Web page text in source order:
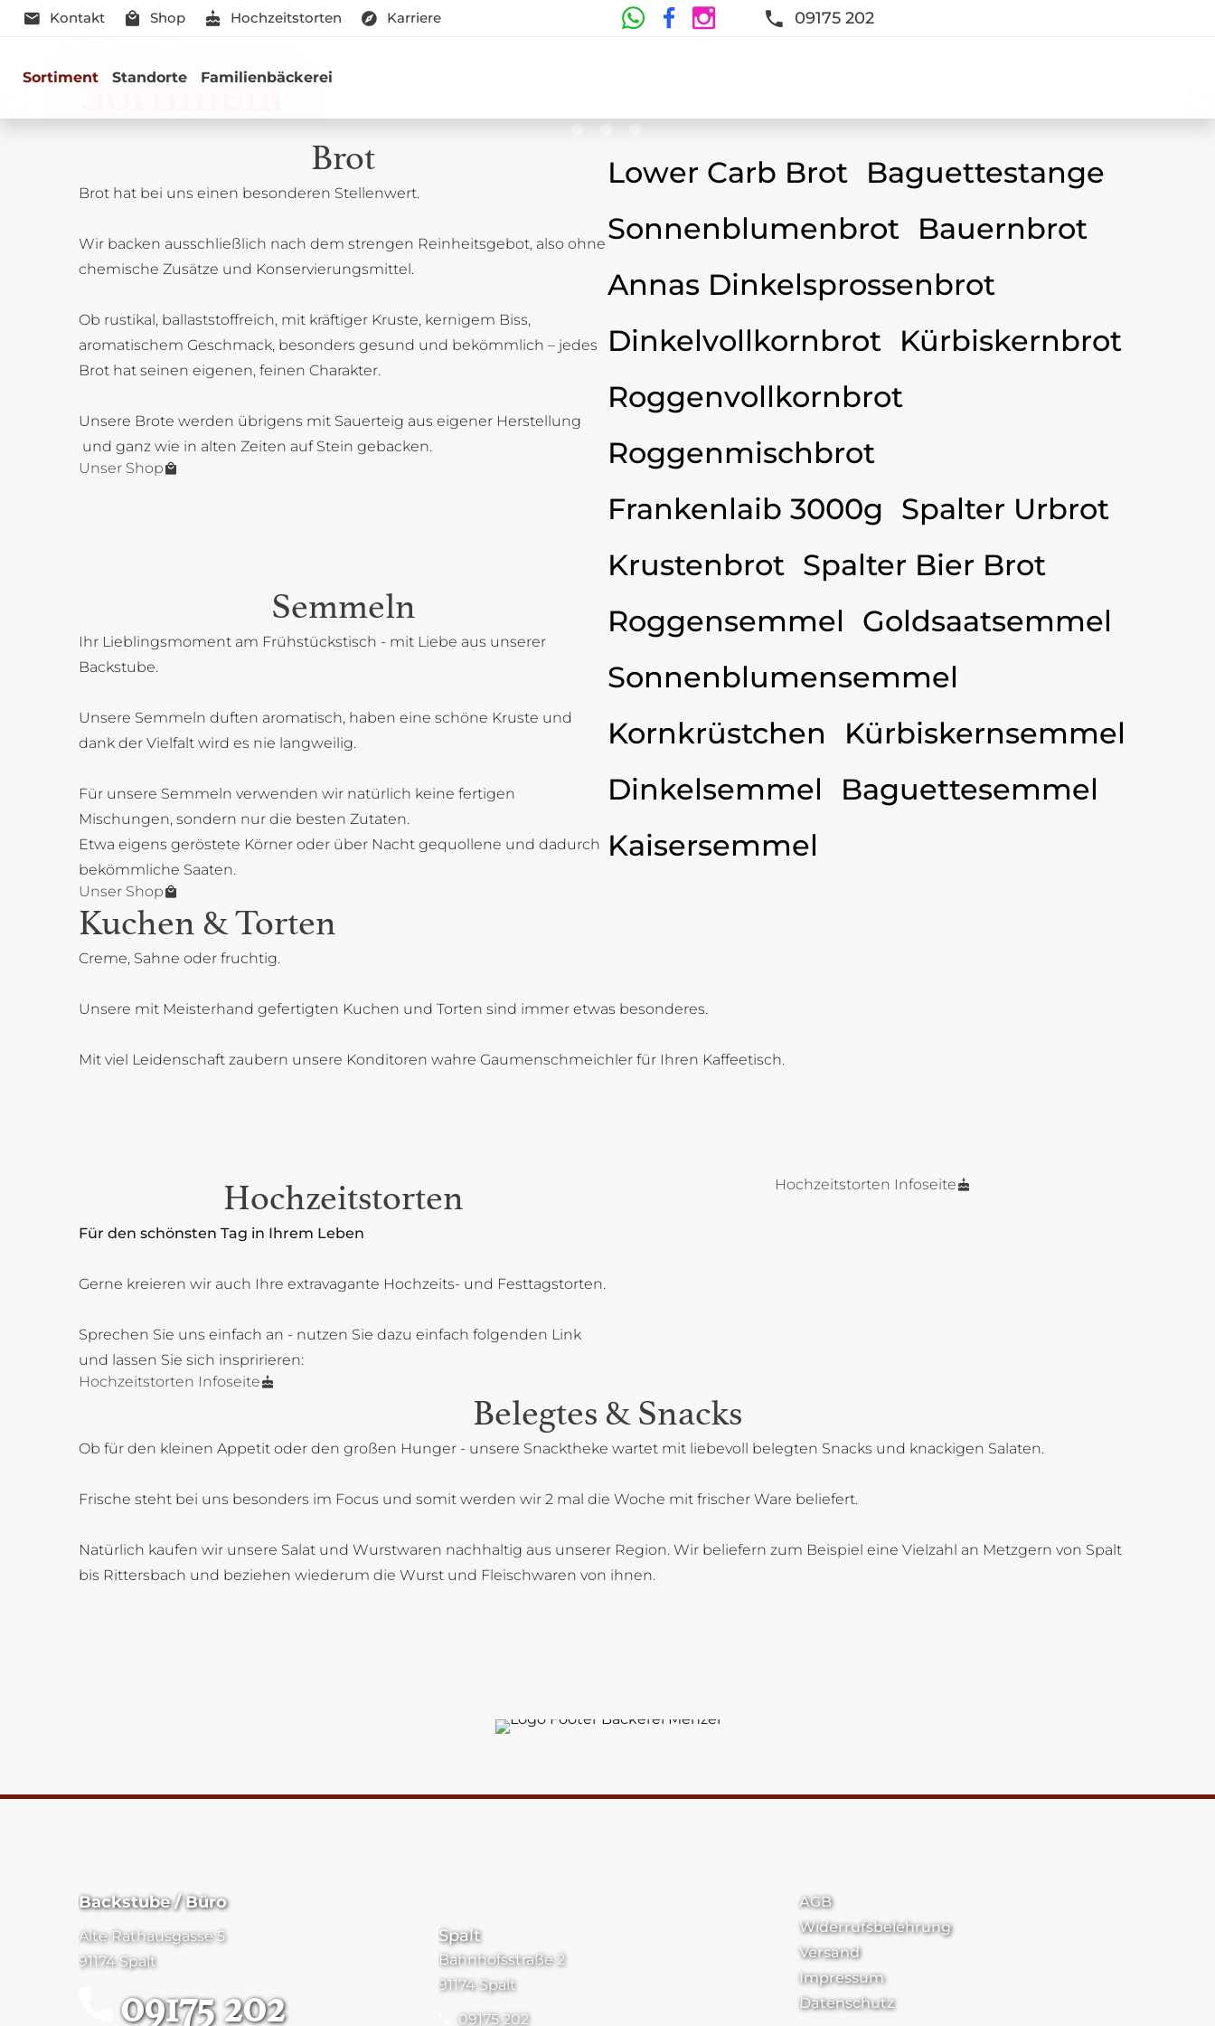
Kontakt Shop Hochzeitstorten Karriere 09175 202
Sortiment Standorte Familienbäckerei
Sortiment
Herzhaft oder süß - Beste Qualität und Frische sind garantiert
Brot
Brot hat bei uns einen besonderen Stellenwert.
Wir backen ausschließlich nach dem strengen Reinheitsgebot, also ohne
chemische Zusätze und Konservierungsmittel.
Ob rustikal, ballaststoffreich, mit kräftiger Kruste, kernigem Biss,
aromatischem Geschmack, besonders gesund und bekömmlich – jedes
Brot hat seinen eigenen, feinen Charakter.
Unsere Brote werden übrigens mit Sauerteig aus eigener Herstellung
und ganz wie in alten Zeiten auf Stein gebacken.
Unser Shop
Lower Carb Brot Baguettestange
Sonnenblumenbrot Bauernbrot
Annas Dinkelsprossenbrot
Dinkelvollkornbrot Kürbiskernbrot
Roggenvollkornbrot
Roggenmischbrot
Frankenlaib 3000g Spalter Urbrot
Krustenbrot Spalter Bier Brot
Semmeln
Ihr Lieblingsmoment am Frühstückstisch - mit Liebe aus unserer
Backstube.
Unsere Semmeln duften aromatisch, haben eine schöne Kruste und
dank der Vielfalt wird es nie langweilig.
Für unsere Semmeln verwenden wir natürlich keine fertigen
Mischungen, sondern nur die besten Zutaten.
Etwa eigens geröstete Körner oder über Nacht gequollene und dadurch
bekömmliche Saaten.
Unser Shop
Roggensemmel
Goldsaatsemmel
Sonnenblumensemmel
Kornkrüstchen
Kürbiskernsemmel
Dinkelsemmel
Baguettesemmel
Kaisersemmel
Kuchen & Torten
Creme, Sahne oder fruchtig.
Unsere mit Meisterhand gefertigten Kuchen und Torten sind immer etwas besonderes.
Mit viel Leidenschaft zaubern unsere Konditoren wahre Gaumenschmeichler für Ihren Kaffeetisch.
Hochzeitstorten
Für den schönsten Tag in Ihrem Leben
Gerne kreieren wir auch Ihre extravagante Hochzeits- und Festtagstorten.
Sprechen Sie uns einfach an - nutzen Sie dazu einfach folgenden Link
und lassen Sie sich inspririeren:
Hochzeitstorten Infoseite
Hochzeitstorten Infoseite
Belegtes & Snacks
Ob für den kleinen Appetit oder den großen Hunger - unsere Snacktheke wartet mit liebevoll belegten Snacks und knackigen Salaten.
Frische steht bei uns besonders im Focus und somit werden wir 2 mal die Woche mit frischer Ware beliefert.
Natürlich kaufen wir unsere Salat und Wurstwaren nachhaltig aus unserer Region. Wir beliefern zum Beispiel eine Vielzahl an Metzgern von Spalt
bis Rittersbach und beziehen wiederum die Wurst und Fleischwaren von ihnen.
Backstube / Büro
Alte Rathausgasse 5
91174 Spalt
09175 202
Spalt
Bahnhofsstraße 2
91174 Spalt
09175 202
AGB
Widerrufsbelehrung
Versand
Impressum
Datenschutz